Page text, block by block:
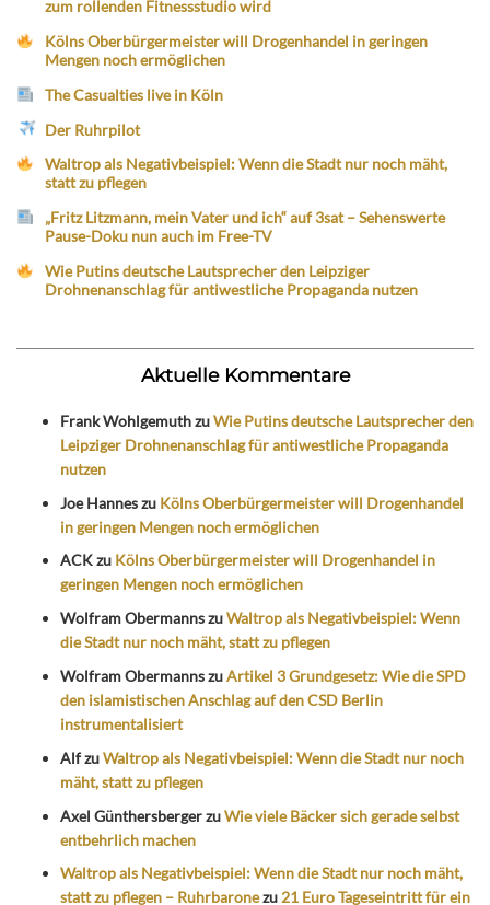
zum rollenden Fitnessstudio wird
Kölns Oberbürgermeister will Drogenhandel in geringen
Mengen noch ermöglichen
The Casualties live in Köln
Der Ruhrpilot
Waltrop als Negativbeispiel: Wenn die Stadt nur noch mäht,
statt zu pflegen
„Fritz Litzmann, mein Vater und ich“ auf 3sat – Sehenswerte
Pause-Doku nun auch im Free-TV
Wie Putins deutsche Lautsprecher den Leipziger
Drohnenanschlag für antiwestliche Propaganda nutzen
Aktuelle Kommentare
Frank WohlgemuthzuWie Putins deutsche Lautsprecher den
Leipziger Drohnenanschlag für antiwestliche Propaganda
nutzen
Joe Hanneszu Kölns Oberbürgermeister will Drogenhandel
in geringen Mengen noch ermöglichen
ACKzu Kölns Oberbürgermeister will Drogenhandel in
geringen Mengen noch ermöglichen
Wolfram ObermannszuWaltrop als Negativbeispiel: Wenn
die Stadt nur noch mäht, statt zu pflegen
Wolfram ObermannszuArtikel 3 Grundgesetz: Wie die SPD
den islamistischen Anschlag auf den CSD Berlin
instrumentalisiert
AlfzuWaltrop als Negativbeispiel: Wenn die Stadt nur noch
mäht, statt zu pflegen
Axel GünthersbergerzuWie viele Bäcker sich gerade selbst
entbehrlich machen
Waltrop als Negativbeispiel: Wenn die Stadt nur noch mäht,
statt zu pflegen – Ruhrbaronezu 21 Euro Tageseintritt für ein